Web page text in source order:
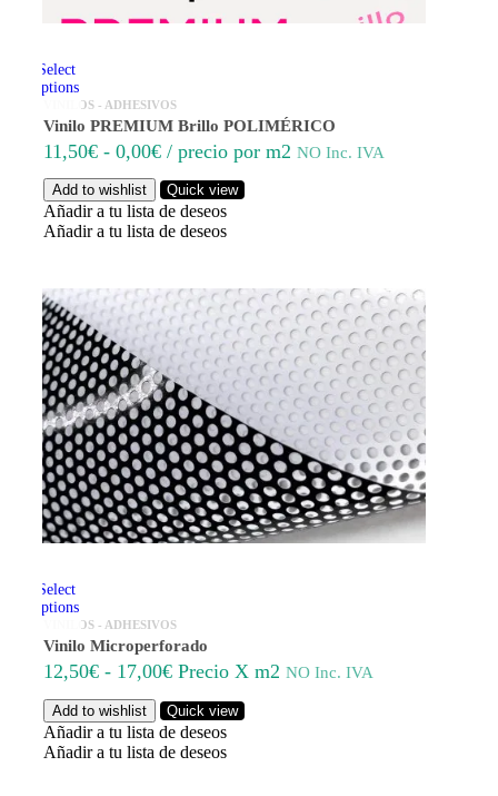
Select
options
VINILOS - ADHESIVOS
Vinilo PREMIUM Brillo POLIMÉRICO
11,50€ - 0,00€ / precio por m2 NO Inc. IVA
Add to wishlist Quick view
Añadir a tu lista de deseos
Añadir a tu lista de deseos
Select
options
VINILOS - ADHESIVOS
Vinilo Microperforado
12,50€ - 17,00€Rango
precios:
desde
12,50€
Precio X m2 NO Inc. IVA
Add to wishlist Quick view
Añadir a tu lista de deseos
Añadir a tu lista de deseos